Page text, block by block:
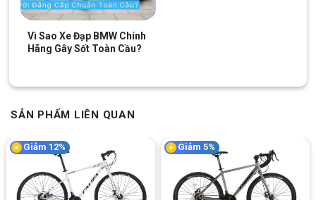
Vì Sao Xe Đạp BMW Chính
Hãng Gây Sốt Toàn Cầu?
SẢN PHẨM LIÊN QUAN
Giảm 12% Giảm 5%